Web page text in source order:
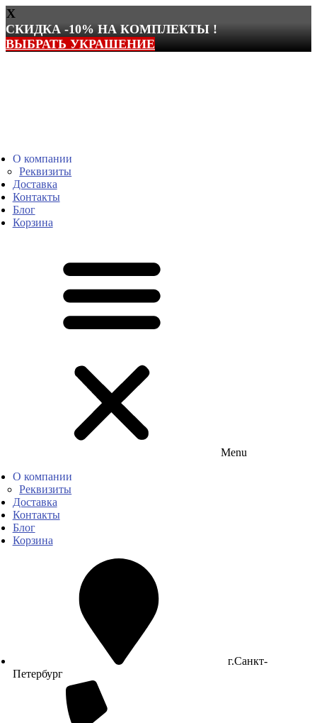
X
СКИДКА -10% НА КОМПЛЕКТЫ !
ВЫБРАТЬ УКРАШЕНИЕ
О компании
Реквизиты
Доставка
Контакты
Блог
Корзина
Menu
О компании
Реквизиты
Доставка
Контакты
Блог
Корзина
г.Санкт-
Петербург